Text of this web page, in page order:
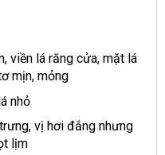
viền lá răng cửa, mặt lá
mịn, mỏng
nhỏ
vị hơi đắng nhưng
lịm